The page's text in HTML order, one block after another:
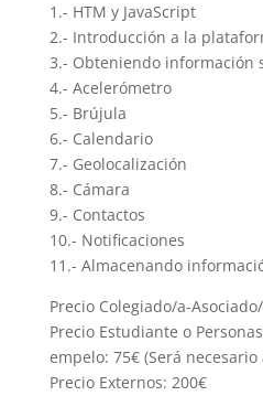
1.- HTM y JavaScript
2.- Introducción a la
3.- Obteniendo información
4.- Acelerómetro
5.- Brújula
6.- Calendario
7.- Geolocalización
8.- Cámara
9.- Contactos
10.- Notificaciones
11.- Almacenando
Precio Colegiado/a-
Precio Estudiante o
empelo: 75€ (Será
Precio Externos: 200€